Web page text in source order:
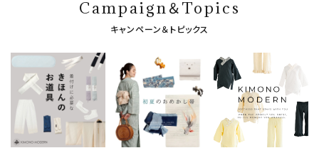
Campaign＆Topics
キャンペーン＆トピックス